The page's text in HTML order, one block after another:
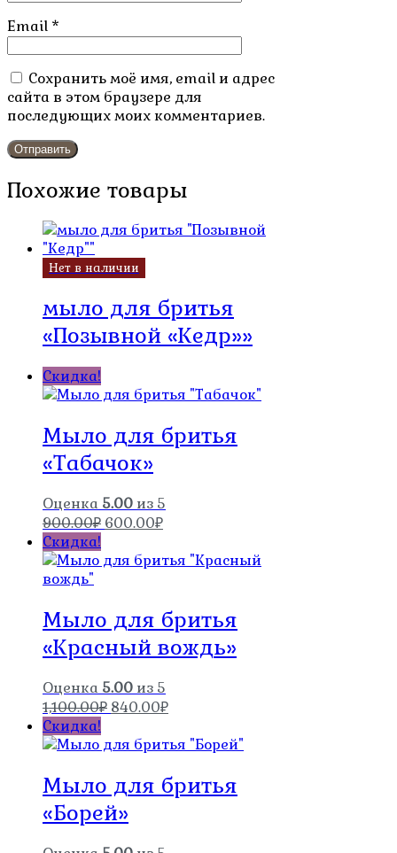
Email *
Сохранить моё имя, email и адрес
сайта в этом браузере для
последующих моих комментариев.
Похожие товары
Нет в наличии
мыло для бритья
«Позывной «Кедр»»
Скидка!
Мыло для бритья
«Табачок»
Оценка 5.00 из 5
900.00₽ Первоначальная
составляла
600.00₽Текущая
600.00₽.
Скидка!
Мыло для бритья
«Красный вождь»
Оценка 5.00 из 5
1,100.00₽ Первоначальная
составляла
840.00₽Текущая
840.00₽.
Скидка!
Мыло для бритья
«Борей»